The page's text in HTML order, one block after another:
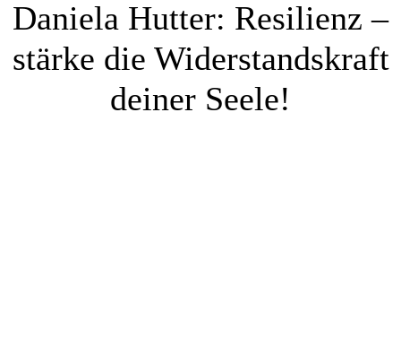
Daniela Hutter: Resilienz –
stärke die Widerstandskraft
deiner Seele!